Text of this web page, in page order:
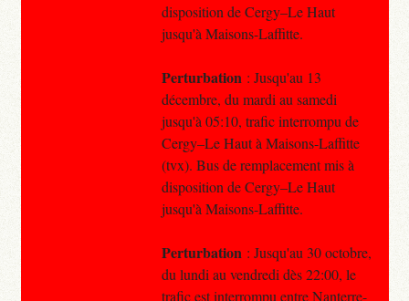
disposition de Cergy–Le Haut
jusqu'à Maisons-Laffitte.
Perturbation : Jusqu'au 13
décembre, du mardi au samedi
jusqu'à 05:10, trafic interrompu de
Cergy–Le Haut à Maisons-Laffitte
(tvx). Bus de remplacement mis à
disposition de Cergy–Le Haut
jusqu'à Maisons-Laffitte.
Perturbation : Jusqu'au 30 octobre,
du lundi au vendredi dès 22:00, le
trafic est interrompu entre Nanterre-